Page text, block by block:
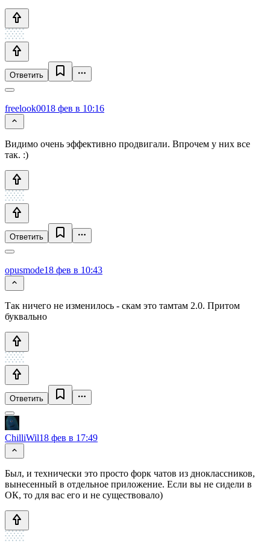
Ответить
freelook0018 фев в 10:16
Видимо очень эффективно продвигали. Впрочем у них все
так. :)
Ответить
opusmode18 фев в 10:43
Так ничего не изменилось - скам это тамтам 2.0. Притом
буквально
Ответить
ChilliWil18 фев в 17:49
Был, и технически это просто форк чатов из дноклассников,
вынесенный в отдельное приложение. Если вы не сидели в
ОК, то для вас его и не существовало)